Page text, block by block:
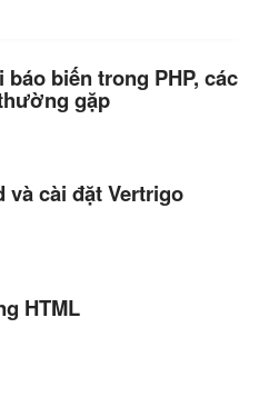
báo biến trong PHP, các
gặp
và cài đặt Vertrigo
HTML